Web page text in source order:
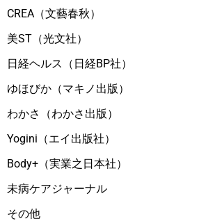
CREA（文藝春秋）
美ST（光文社）
日経ヘルス（日経BP社）
ゆほびか（マキノ出版）
わかさ（わかさ出版）
Yogini（エイ出版社）
Body+（実業之日本社）
未病ケアジャーナル
その他